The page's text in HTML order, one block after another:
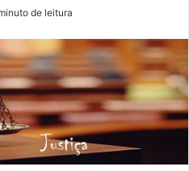
de leitura